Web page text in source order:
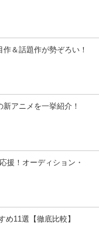
＆話題作が勢ぞろい！
新アニメを一挙紹介！
援！オーディション・
め11選【徹底比較】